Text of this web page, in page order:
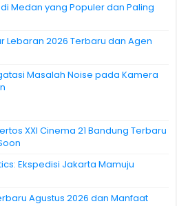
Medan yang Populer dan Paling
Lebaran 2026 Terbaru dan Agen
Masalah Noise pada Kamera
XXI Cinema 21 Bandung Terbaru
Ekspedisi Jakarta Mamuju
Agustus 2026 dan Manfaat